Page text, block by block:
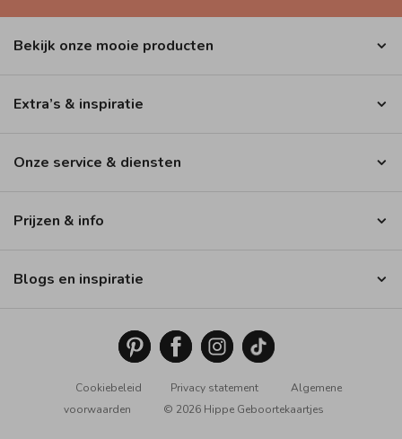
Bekijk onze mooie producten
Extra’s & inspiratie
Onze service & diensten
Prijzen & info
Blogs en inspiratie
Cookiebeleid Privacy statement
Algemene
voorwaarden
© 2026 Hippe Geboortekaartjes